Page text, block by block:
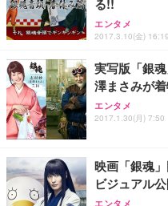
る!!
エンタメ
2017.3.10(金) 16:19
実写版「銀
澤まさみが
エンタメ
2017.1.30(月) 7:50
映画「銀魂
ビジュアル
エンタメ